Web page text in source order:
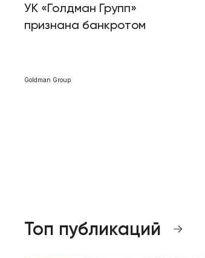
УК «Голдман Групп»
признана банкротом
Goldman Group
Топ публикаций